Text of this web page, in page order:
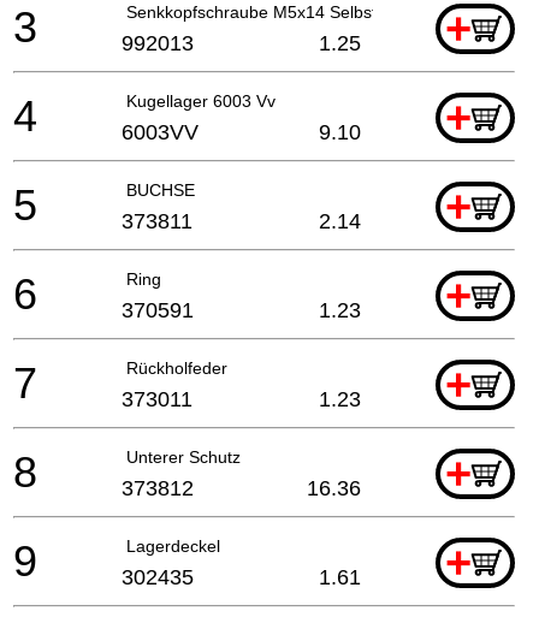
Senkkopfschraube M5x14 Selbstsi. Nicht mehr liefe
+
3 992013 1.25
Kugellager 6003 Vv +
4 6003VV 9.10
BUCHSE +
5 373811 2.14
Ring +
6 370591 1.23
Rückholfeder +
7 373011 1.23
Unterer Schutz +
8 373812 16.36
Lagerdeckel +
9 302435 1.61